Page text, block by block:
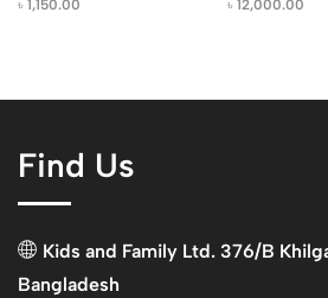
৳ 1,150.00 ৳12,000.00
Find Us
Kids and Family Ltd. 376/B
Bangladesh